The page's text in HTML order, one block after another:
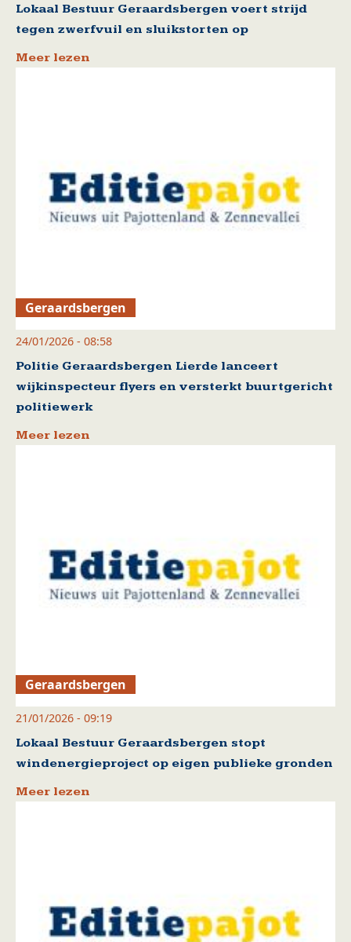
Lokaal Bestuur Geraardsbergen voert strijd
tegen zwerfvuil en sluikstorten op
Meer lezen
Geraardsbergen
24/01/2026 - 08:58
Politie Geraardsbergen Lierde lanceert
wijkinspecteur flyers en versterkt buurtgericht
politiewerk
Meer lezen
Geraardsbergen
21/01/2026 - 09:19
Lokaal Bestuur Geraardsbergen stopt
windenergieproject op eigen publieke gronden
Meer lezen